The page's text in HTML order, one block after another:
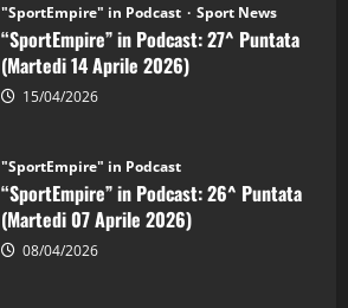
"SportEmpire" in Podcast Sport News
“SportEmpire” in Podcast: 27^ Puntata
(Martedi 14 Aprile 2026)
15/04/2026
"SportEmpire" in Podcast
“SportEmpire” in Podcast: 26^ Puntata
(Martedi 07 Aprile 2026)
08/04/2026